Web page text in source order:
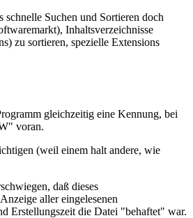
Suchen und Sortieren doch
Inhaltsverzeichnisse
zu sortieren, spezielle Extensions
gleichzeitig eine Kennung, bei
voran.
(weil einem halt andere, wie
daß dieses
aller eingelesenen
Erstellungszeit die Datei "behaftet" war.